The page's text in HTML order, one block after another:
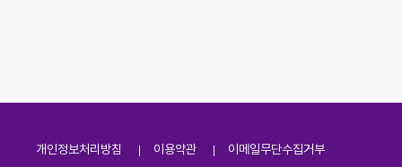
개인정보처리방침 이용약관 이메일무단수집거부